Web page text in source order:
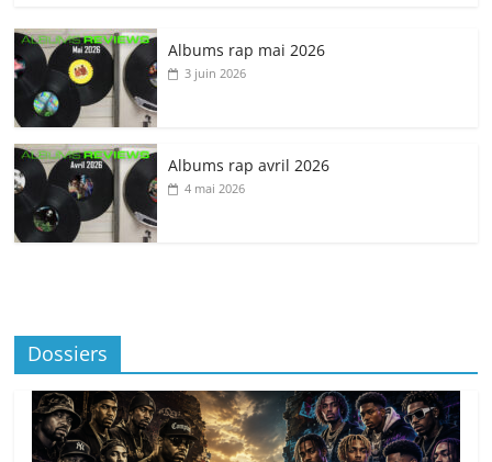
Albums rap mai 2026
3 juin 2026
Albums rap avril 2026
4 mai 2026
Dossiers